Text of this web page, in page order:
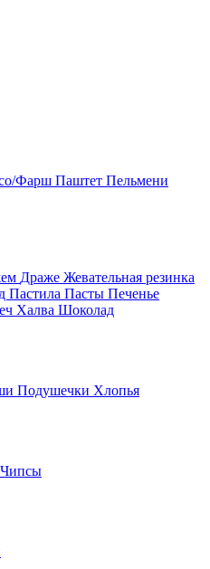
Фарш Паштет Пельмени
Драже Жевательная резинка
Пастила Пасты Печенье
Халва Шоколад
Подушечки Хлопья
Чипсы